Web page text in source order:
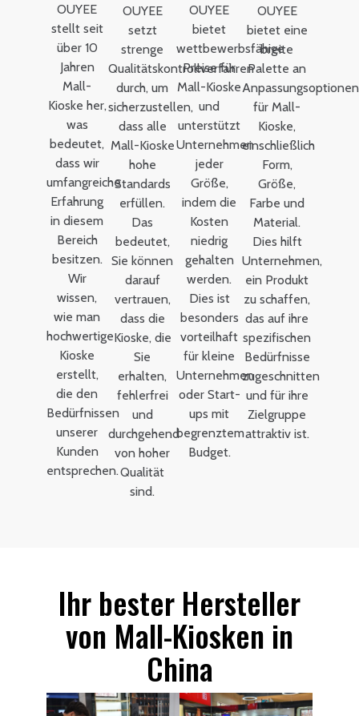
OUYEE
stellt seit
über 10
Jahren
Mall-
Kioske her,
was
bedeutet,
dass wir
umfangreiche
Erfahrung
in diesem
Bereich
besitzen.
Wir
wissen,
wie man
hochwertige
Kioske
erstellt,
die den
Bedürfnissen
unserer
Kunden
entsprechen.
OUYEE
setzt
strenge
Qualitätskontrollverfahren
durch, um
sicherzustellen,
dass alle
Mall-Kioske
hohe
Standards
erfüllen.
Das
bedeutet,
Sie können
darauf
vertrauen,
dass die
Kioske, die
Sie
erhalten,
fehlerfrei
und
durchgehend
von hoher
Qualität
sind.
OUYEE
bietet
wettbewerbsfähige
Preise für
Mall-Kioske
und
unterstützt
Unternehmen
jeder
Größe,
indem die
Kosten
niedrig
gehalten
werden.
Dies ist
besonders
vorteilhaft
für kleine
Unternehmen
oder Start-
ups mit
begrenztem
Budget.
OUYEE
bietet eine
breite
Palette an
Anpassungsoptionen
für Mall-
Kioske,
einschließlich
Form,
Größe,
Farbe und
Material.
Dies hilft
Unternehmen,
ein Produkt
zu schaffen,
das auf ihre
spezifischen
Bedürfnisse
zugeschnitten
und für ihre
Zielgruppe
attraktiv ist.
Ihr bester Hersteller
von Mall-Kiosken in
China